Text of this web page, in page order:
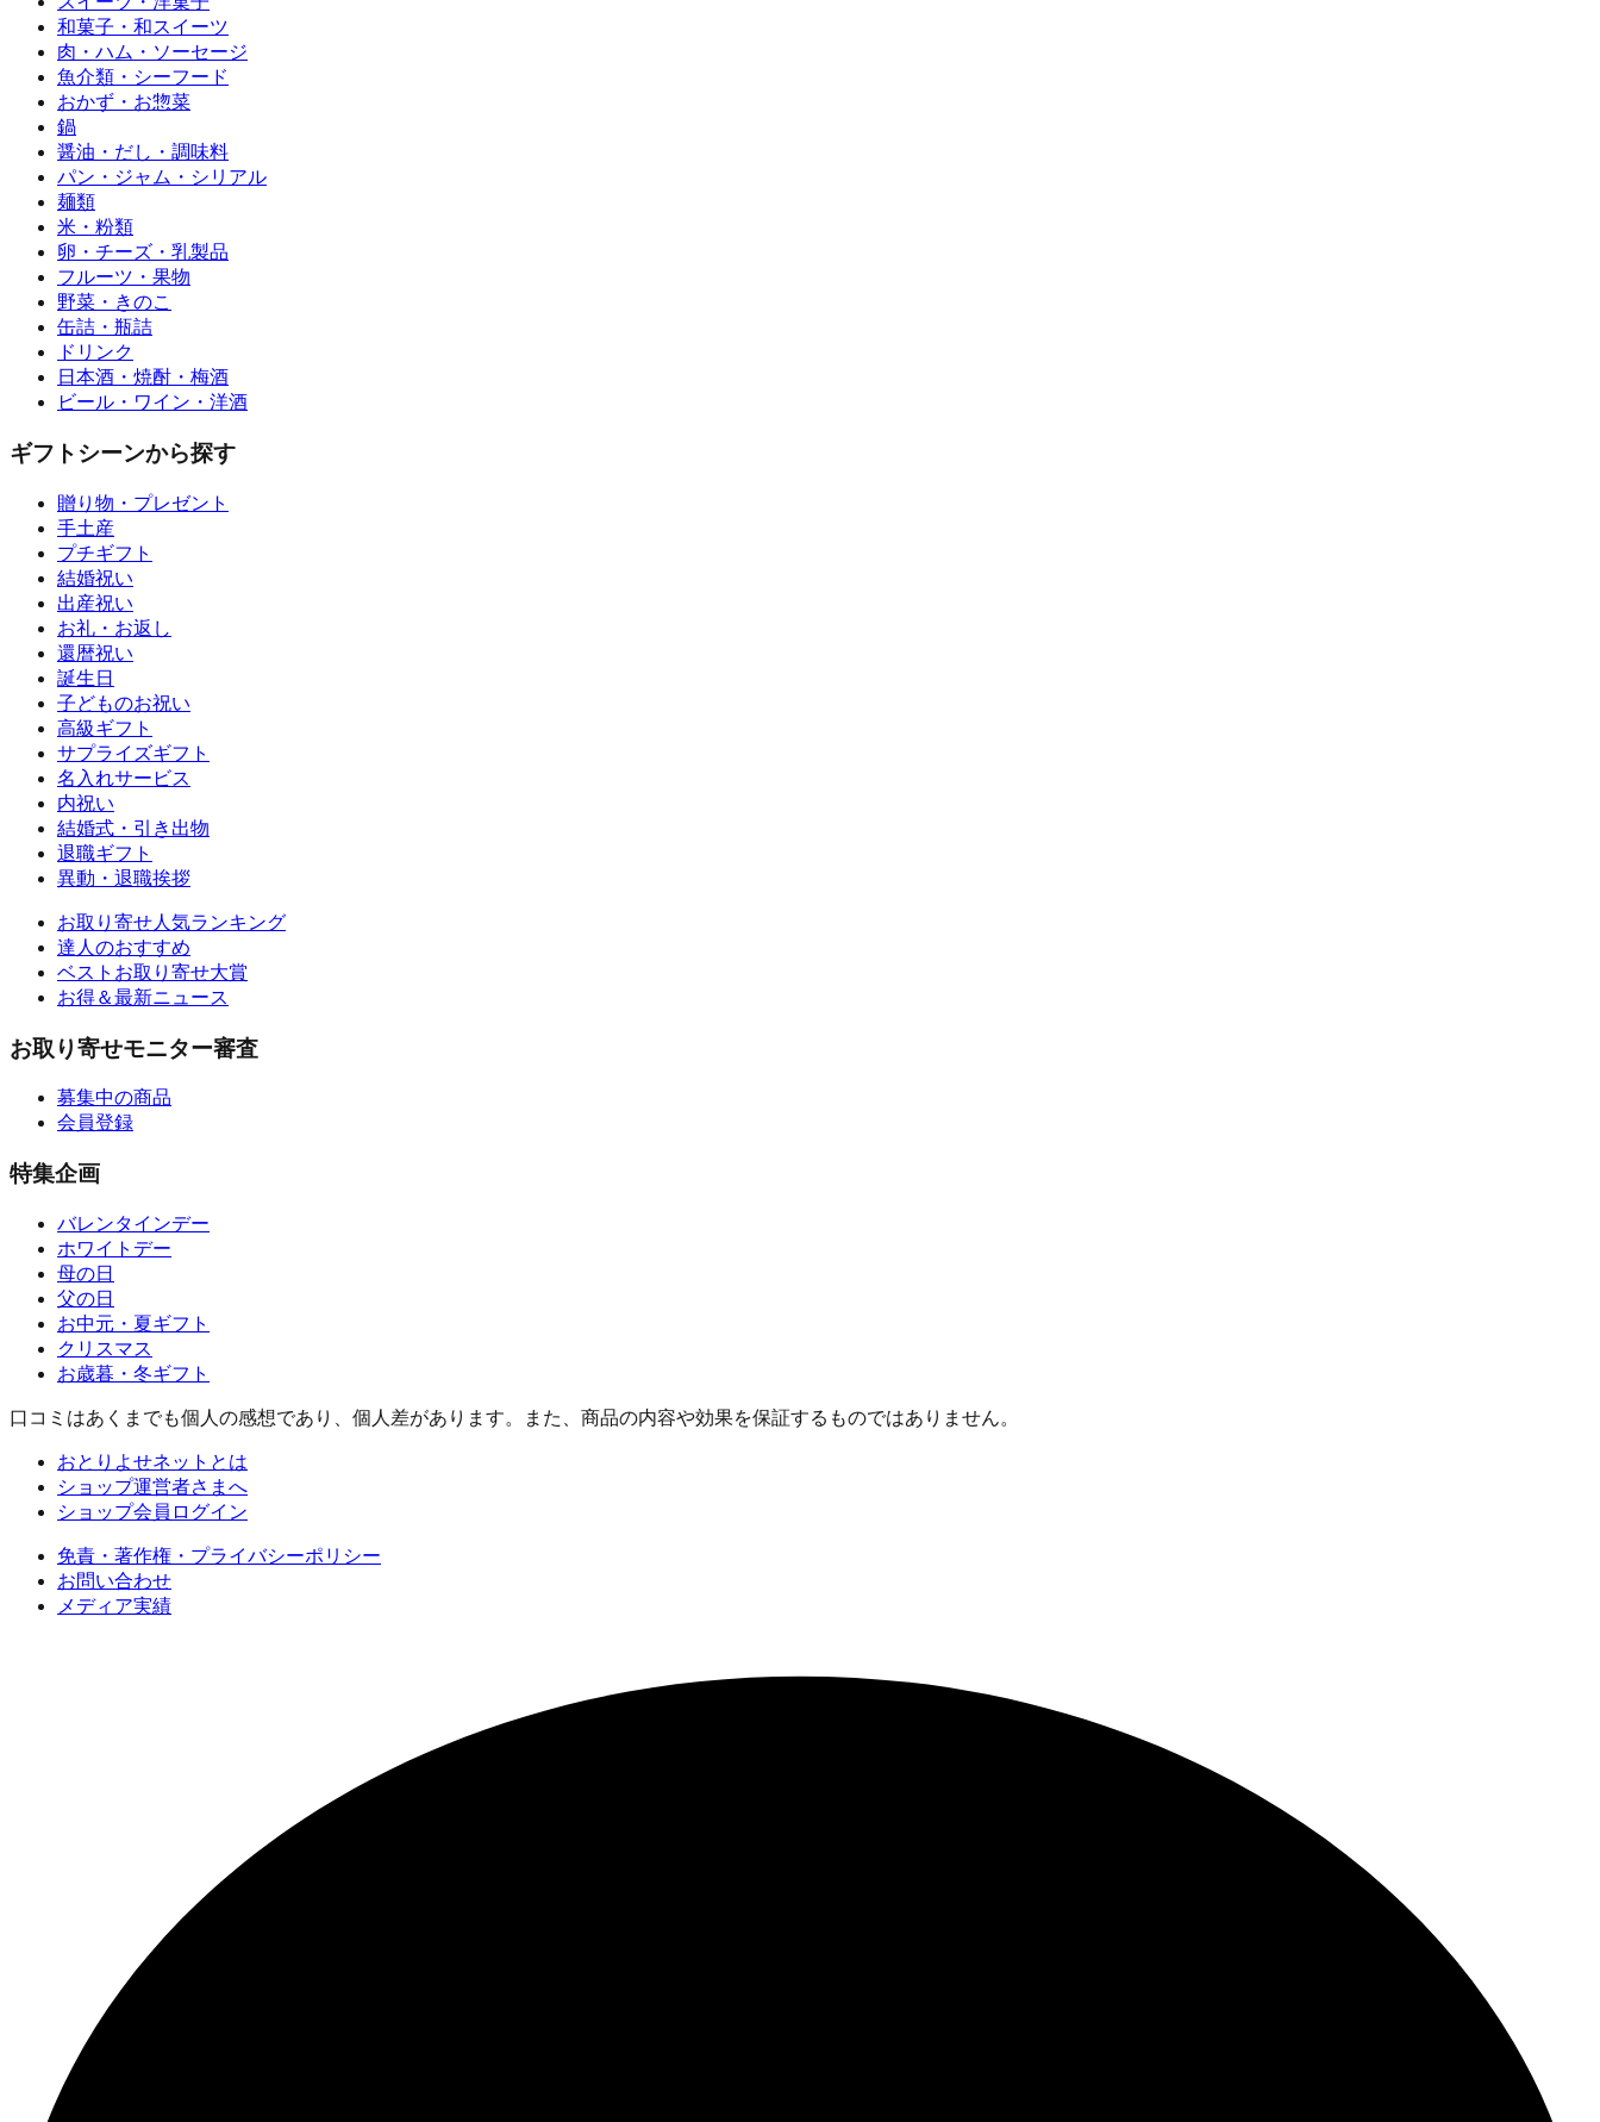
和菓子・和スイーツ
肉・ハム・ソーセージ
魚介類・シーフード
おかず・お惣菜
鍋
醤油・だし・調味料
パン・ジャム・シリアル
麺類
米・粉類
卵・チーズ・乳製品
フルーツ・果物
野菜・きのこ
缶詰・瓶詰
ドリンク
日本酒・焼酎・梅酒
ビール・ワイン・洋酒
ギフトシーンから探す
贈り物・プレゼント
手土産
プチギフト
結婚祝い
出産祝い
お礼・お返し
還暦祝い
誕生日
子どものお祝い
高級ギフト
サプライズギフト
名入れサービス
内祝い
結婚式・引き出物
退職ギフト
異動・退職挨拶
お取り寄せ人気ランキング
達人のおすすめ
ベストお取り寄せ大賞
お得＆最新ニュース
お取り寄せモニター審査
募集中の商品
会員登録
特集企画
バレンタインデー
ホワイトデー
母の日
父の日
お中元・夏ギフト
クリスマス
お歳暮・冬ギフト
口コミはあくまでも個人の感想であり、個人差があります。また、商品の内容や効果を保証するものではありません。
おとりよせネットとは
ショップ運営者さまへ
ショップ会員ログイン
免責・著作権・プライバシーポリシー
お問い合わせ
メディア実績